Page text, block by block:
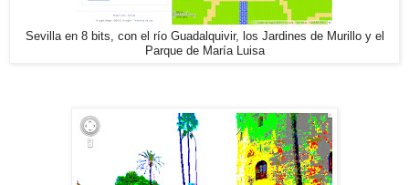
Sevilla en 8 bits, con el río Guadalquivir, los Jardines de Murillo y el
Parque de María Luisa